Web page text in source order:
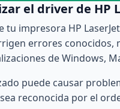
el driver de HP
tu impresora HP
errores
de Windows,
puede causar
reconocida por el